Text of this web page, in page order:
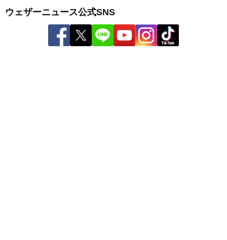
ウェザーニュース公式SNS